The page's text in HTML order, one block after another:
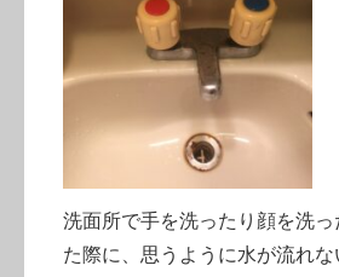
洗面所で手を洗ったり顔を洗っ
た際に、思うように水が流れ